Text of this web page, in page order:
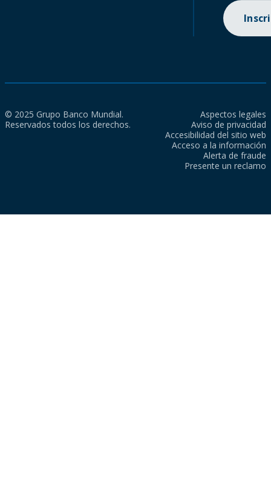
© 2025 Grupo Banco Mundial.
Reservados todos los derechos.
Aspectos legales
Aviso de privacidad
Accesibilidad del sitio web
Acceso a la información
Alerta de fraude
Presente un reclamo